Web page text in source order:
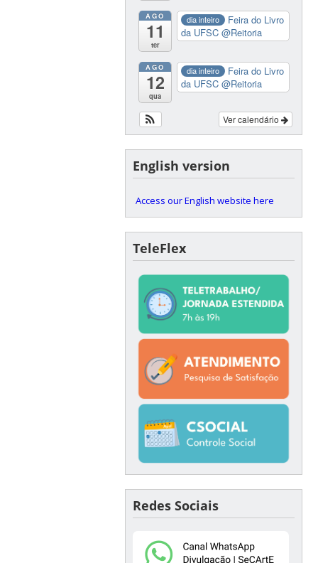
AGO
11
ter
dia inteiro
Feira do Livro
da UFSC@Reitoria
AGO
12
qua
dia inteiro
Feira do Livro
da UFSC@Reitoria
Ver calendário
English version
Access our English website here
TeleFlex
Redes Sociais